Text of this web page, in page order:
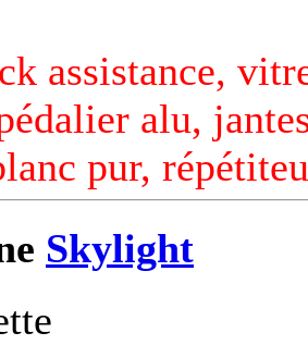
assistance,
alu,
pur,
Skylight